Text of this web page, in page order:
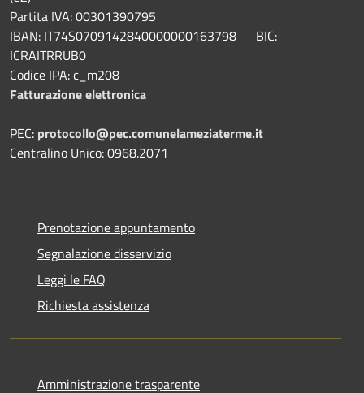
Partita IVA: 00301390795
IBAN: IT74S0709142840000000163798 BIC:
ICRAITRRUB0
Codice IPA: c_m208
Fatturazione elettronica
PEC: protocollo@pec.comunelameziaterme.it
Centralino Unico: 0968.2071
Prenotazione appuntamento
Segnalazione disservizio
Leggi le FAQ
Richiesta assistenza
Amministrazione trasparente